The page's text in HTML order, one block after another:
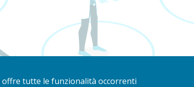
offre tutte le funzionalità occorrenti